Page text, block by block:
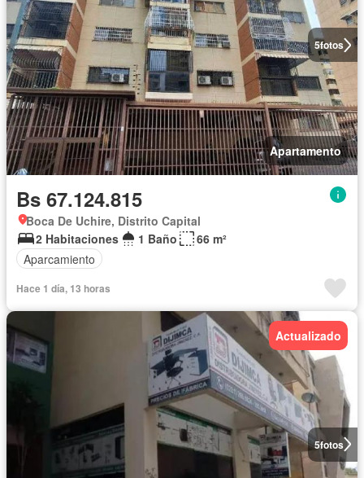
5fotos
Apartamento
Bs 67.124.815
Boca De Uchire, Distrito Capital
2 Habitaciones
1 Baño
66 m²
Aparcamiento
Hace 1 día, 13 horas
5fotos
Actualizado